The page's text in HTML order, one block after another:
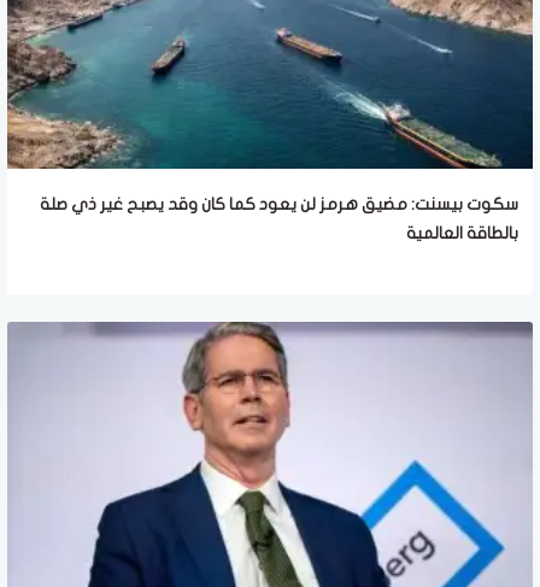
سكوت بيسنت: مضيق هرمز لن يعود كما كان وقد يصبح غير ذي صلة
بالطاقة العالمية